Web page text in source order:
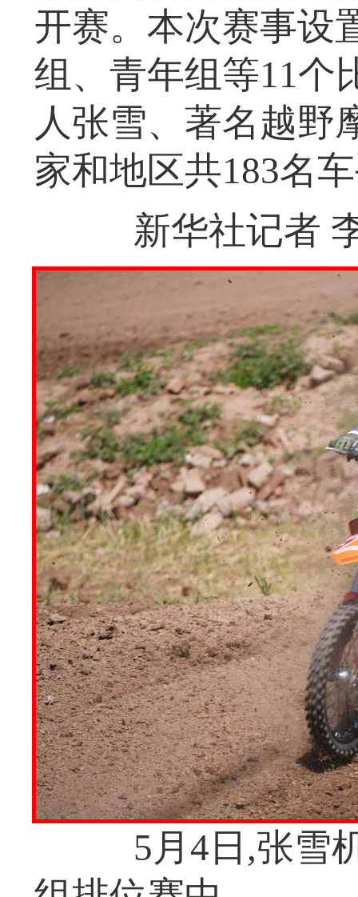
开赛。本次赛事设
组、青年组等11个
人张雪、著名越野
家和地区共183名
新华社记者
5月4日,张雪机